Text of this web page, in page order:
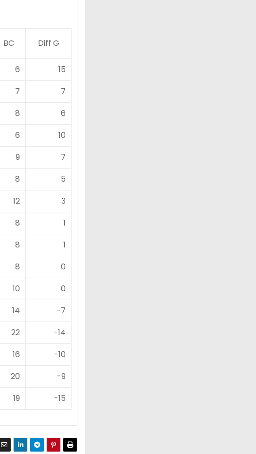
BC Diff G
6
15
7
7
8
6
6
10
9
7
8
5
12
3
8
1
8
1
8
0
10
0
14
-7
22
-14
16
-10
20
-9
19 -15